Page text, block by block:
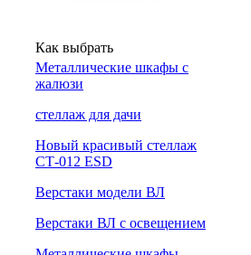
Как выбрать
Металлические шкафы с
жалюзи
cтеллаж для дачи
Новый красивый стеллаж
СТ-012 ESD
Верстаки модели ВЛ
Верстаки ВЛ с освещением